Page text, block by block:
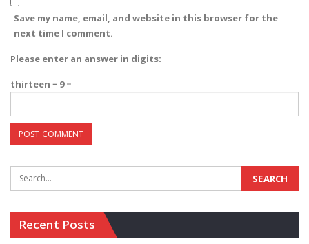
Save my name, email, and website in this browser for the
next time I comment.
Please enter an answer in digits:
thirteen − 9 =
Recent Posts